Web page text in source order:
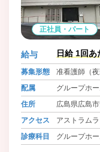
正社員・パート
給与 日給 1回あ
募集形態
准看護師（夜
配属
グループホ
住所
広島県広島
アクセス
アストラム
診療科目
グループホ